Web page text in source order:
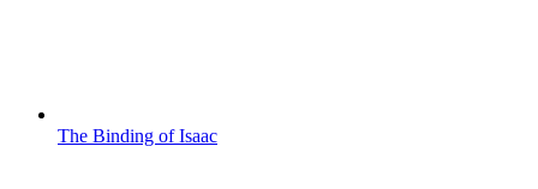
The Binding of Isaac